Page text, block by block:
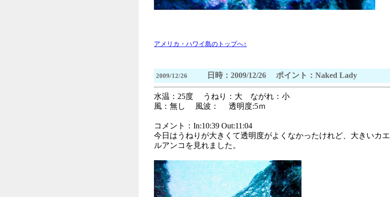
アメリカ・ハワイ島のトップへ↑
2009/12/26 日時：2009/12/26 ポイント：Naked Lady
水温：25度 うねり：大 ながれ：小
風：無し 風波： 透明度:5ｍ
コメント：In:10:39 Out:11:04
今日はうねりが大きくて透明度がよくなかったけれど、大きいカエ
ルアンコを見れました。